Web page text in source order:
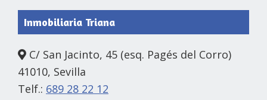
Inmobiliaria Triana
C/ San Jacinto, 45 (esq. Pagés del Corro)
41010, Sevilla
Telf.: 689 28 22 12